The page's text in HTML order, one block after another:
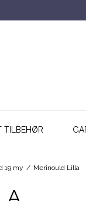
TILBEHØR
19 my / Merinould Lilla